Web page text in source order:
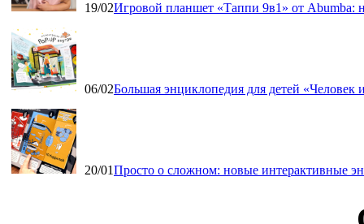
19/02Игровой планшет «Таппи 9в1» от Abumba:
06/02Большая энциклопедия для детей
20/01Просто о сложном: новые интерактивные